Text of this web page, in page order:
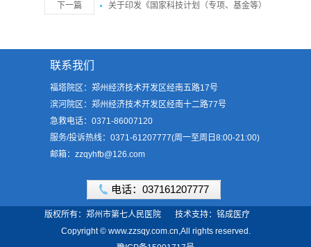
下一篇
关于印发《国家科技计划（专项、基金等）
联系我们
福塔院区：郑州经济技术开发区经南五路17号
滨河院区：郑州经济技术开发区经南十二路77号
急救电话：0371-86007120
服务/投诉热线：0371-61207777(周一至周日8:00-21:00)
邮箱：zzqyhfb@126.com
电话：037161207777
版权所有：郑州市第七人民医院
技术支持：铭成医疗
Copyright © www.zzsqy.com.cn,All rights reserved.